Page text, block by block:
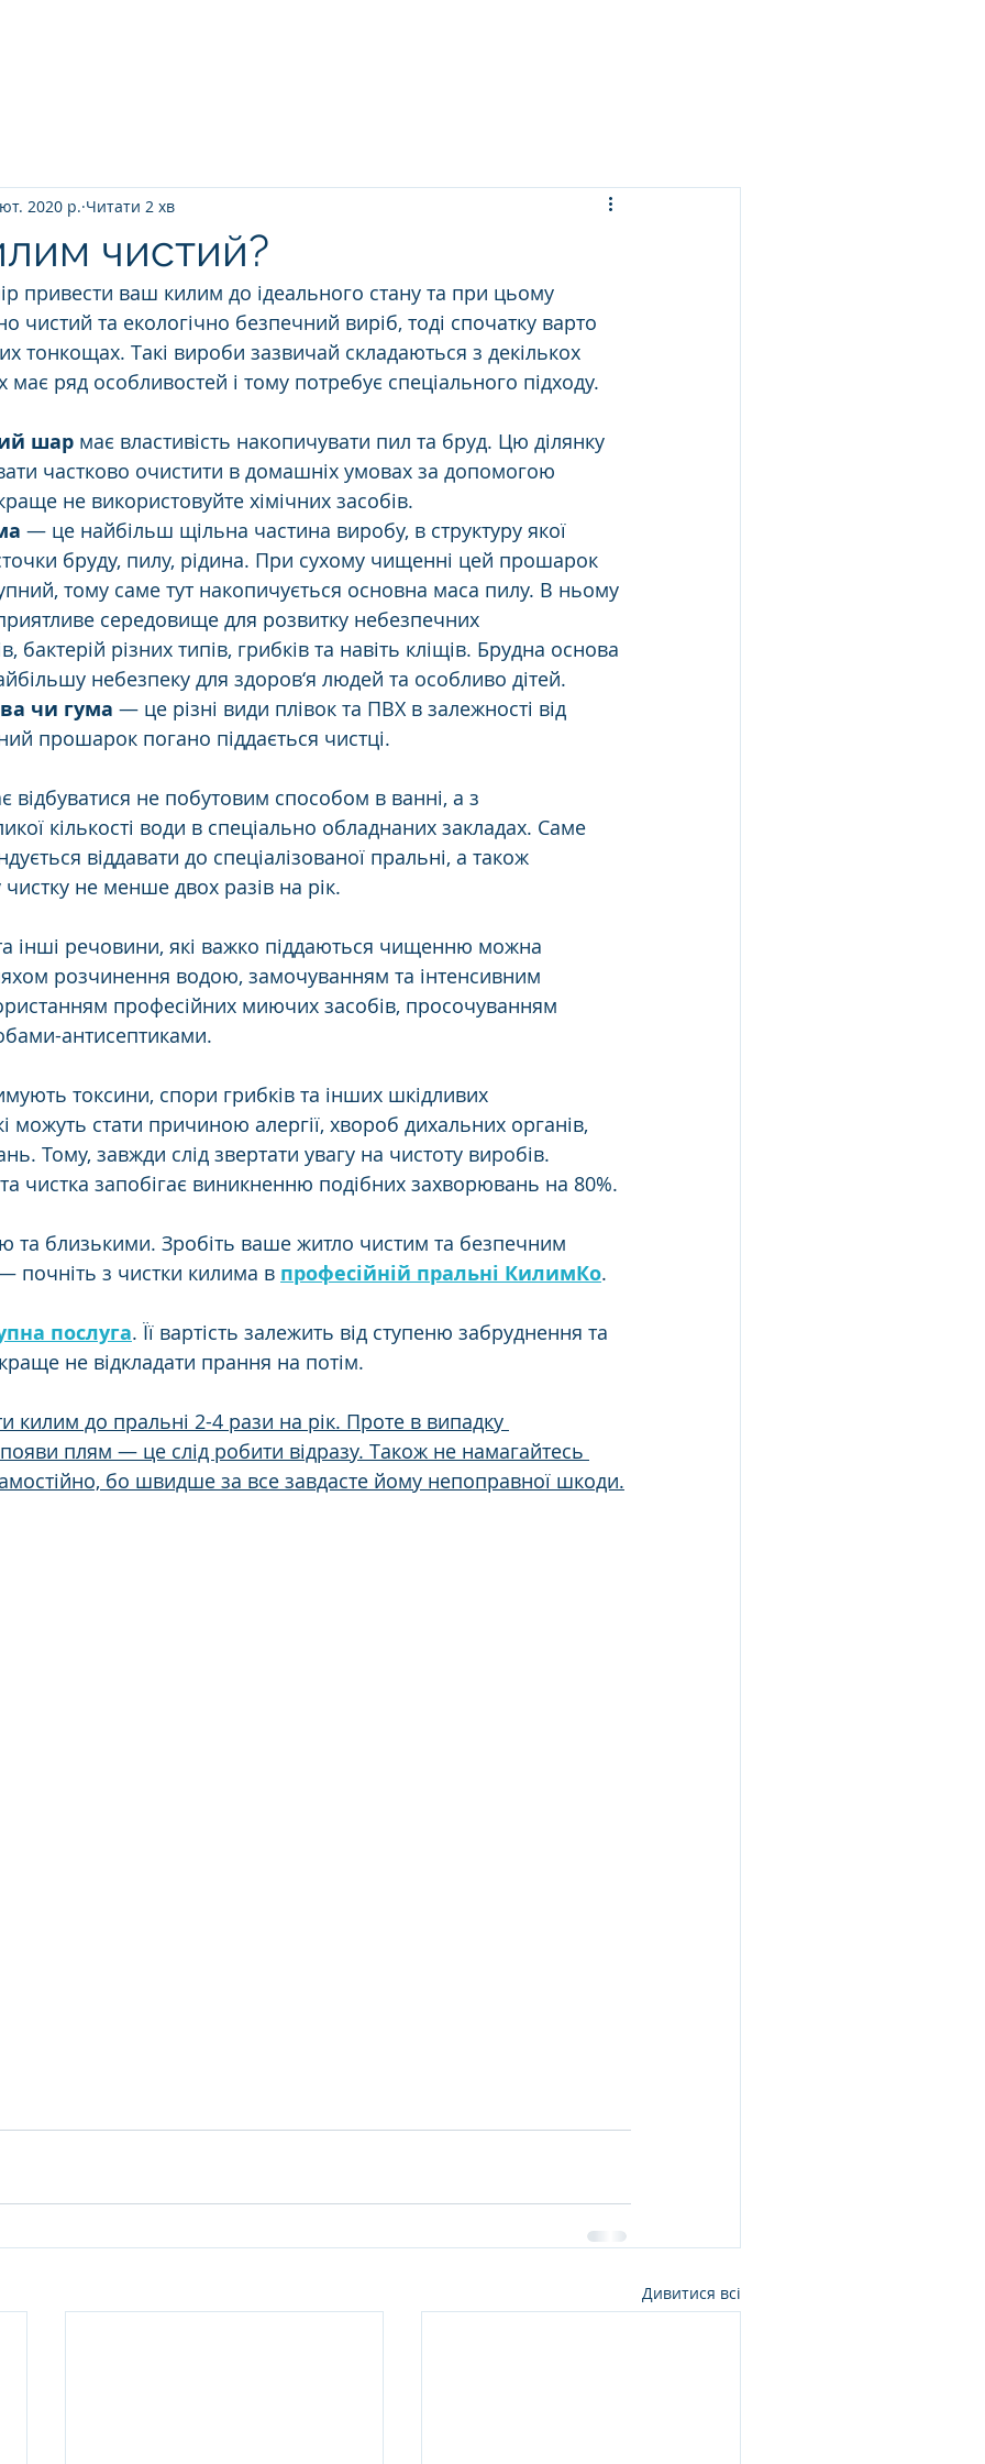
чистий?
2020 р. Читати 2 хв
привести ваш килим до ідеального стану та при цьому
чистий та екологічно безпечний виріб, тоді спочатку варто
тонкощах. Такі вироби зазвичай складаються з декількох
має ряд особливостей і тому потребує спеціального підходу.
шар має властивість накопичувати пил та бруд. Цю ділянку
частково очистити в домашніх умовах за допомогою
не використовуйте хімічних засобів.
— це найбільш щільна частина виробу, в структуру якої
бруду, пилу, рідина. При сухому чищенні цей прошарок
тому саме тут накопичується основна маса пилу. В ньому
середовище для розвитку небезпечних
бактерій різних типів, грибків та навіть кліщів. Брудна основа
небезпеку для здоров‘я людей та особливо дітей.
чи гума — це різні види плівок та ПВХ в залежності від
прошарок погано піддається чистці.
відбуватися не побутовим способом в ванні, а з
кількості води в спеціально обладнаних закладах. Саме
віддавати до спеціалізованої пральні, а також
не менше двох разів на рік.
інші речовини, які важко піддаються чищенню можна
розчинення водою, замочуванням та інтенсивним
професійних миючих засобів, просочуванням
антисептиками.
токсини, спори грибків та інших шкідливих
можуть стати причиною алергії, хвороб дихальних органів,
Тому, завжди слід звертати увагу на чистоту виробів.
чистка запобігає виникненню подібних захворювань на 80%.
та близькими. Зробіть ваше житло чистим та безпечним
почніть з чистки килима в професійній пральні КилимКо.
послуга. Її вартість залежить від ступеню забруднення та
не відкладати прання на потім.
килим до пральні 2-4 рази на рік. Проте в випадку
плям — це слід робити відразу. Також не намагайтесь
бо швидше за все завдасте йому непоправної шкоди.
Дивитися всі